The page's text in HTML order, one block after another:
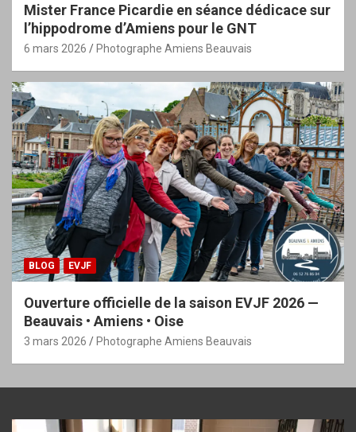
Mister France Picardie en séance dédicace sur
l’hippodrome d’Amiens pour le GNT
6 mars 2026 Photographe Amiens Beauvais
BLOG EVJF
Ouverture officielle de la saison EVJF 2026 —
Beauvais • Amiens • Oise
3 mars 2026 Photographe Amiens Beauvais